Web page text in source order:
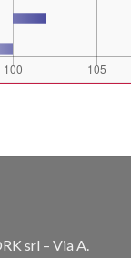
srl – Via A.